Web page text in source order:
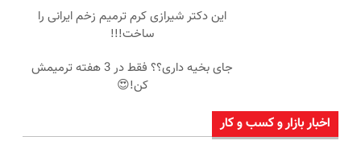
این دکتر شیرازی کرم ترمیم زخم ایرانی را
ساخت!!!
جای بخیه داری؟؟ فقط در 3 هفته ترمیمش
کن!😍
اخبار بازار و کسب و کار